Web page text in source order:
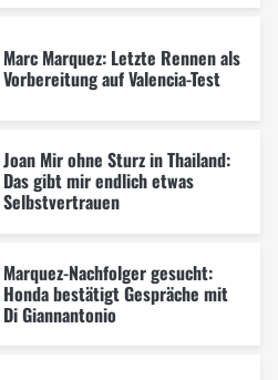
Marc Marquez: Letzte Rennen als
Vorbereitung auf Valencia-Test
Joan Mir ohne Sturz in Thailand:
Das gibt mir endlich etwas
Selbstvertrauen
Marquez-Nachfolger gesucht:
Honda bestätigt Gespräche mit
Di Giannantonio